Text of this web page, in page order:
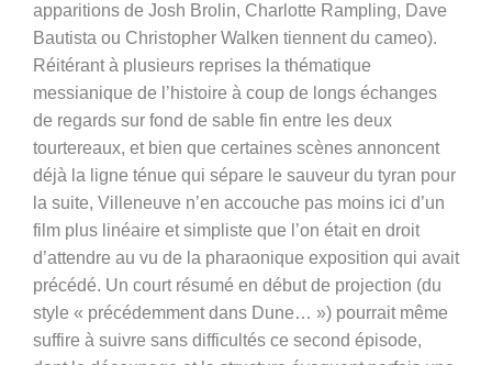
apparitions de Josh Brolin, Charlotte Rampling, Dave
Bautista ou Christopher Walken tiennent du cameo).
Réitérant à plusieurs reprises la thématique
messianique de l’histoire à coup de longs échanges
de regards sur fond de sable fin entre les deux
tourtereaux, et bien que certaines scènes annoncent
déjà la ligne ténue qui sépare le sauveur du tyran pour
la suite, Villeneuve n’en accouche pas moins ici d’un
film plus linéaire et simpliste que l’on était en droit
d’attendre au vu de la pharaonique exposition qui avait
précédé. Un court résumé en début de projection (du
style « précédemment dans Dune… ») pourrait même
suffire à suivre sans difficultés ce second épisode,